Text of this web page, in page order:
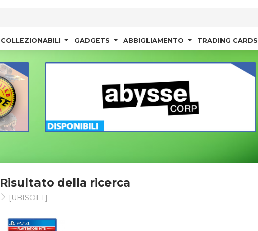
COLLEZIONABILI GADGETS ABBIGLIAMENTO TRADING CARDS
Risultato della ricerca
[UBISOFT]